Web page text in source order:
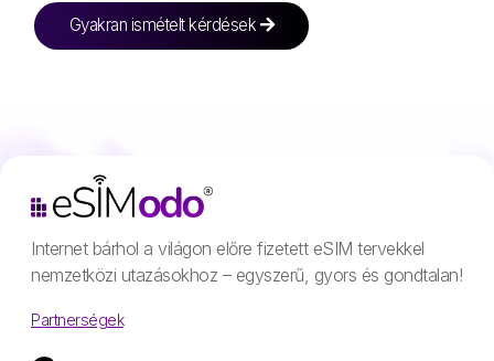
Gyakran ismételt kérdések
Internet bárhol a világon előre fizetett eSIM tervekkel
nemzetközi utazásokhoz – egyszerű, gyors és gondtalan!
Partnerségek